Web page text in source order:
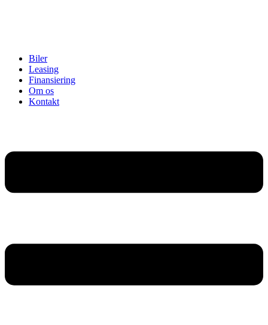
Biler
Leasing
Finansiering
Om os
Kontakt